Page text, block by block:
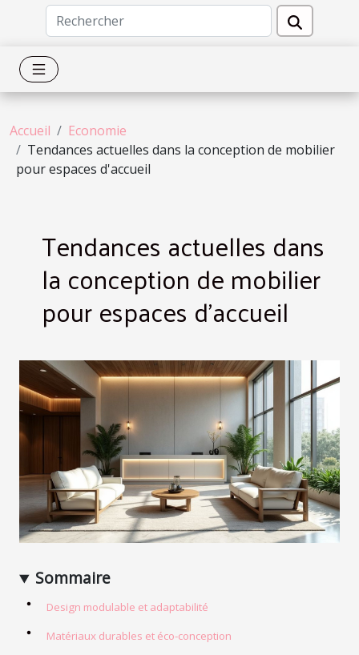
Accueil
Economie
Tendances actuelles dans la conception de mobilier
pour espaces d'accueil
Tendances actuelles dans
la conception de mobilier
pour espaces d'accueil
Sommaire
Design modulable et adaptabilité
Matériaux durables et éco-conception